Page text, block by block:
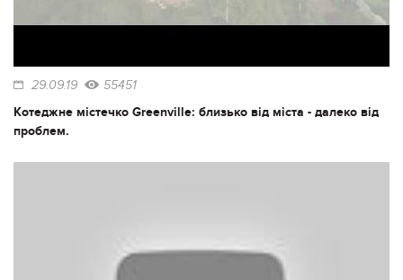
29.09.19 55451
Котеджне містечко Greenville: близько від міста - далеко від
проблем.